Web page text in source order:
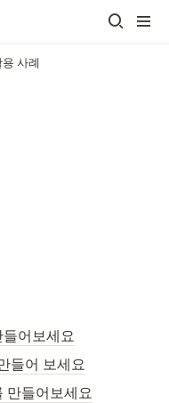
용 사례
어보세요
들어 보세요
만들어보세요